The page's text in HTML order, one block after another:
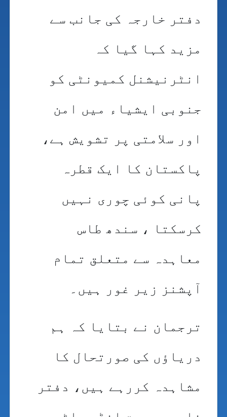
دفتر خارجہ کی جانب سے
مزید کہا گیا کہ
انٹرنیشنل کمیونٹی کو
جنوبی ایشیاء میں امن
اور سلامتی پر تشویش ہے،
پاکستان کا ایک قطرہ
پانی کوئی چوری نہیں
کرسکتا ، سندھ طاس
معاہدہ سے متعلق تمام
آپشنز زیر غور ہیں۔
ترجمان نے بتایا کہ ہم
دریاؤں کی صورتحال کا
مشاہدہ کررہے ہیں، دفتر